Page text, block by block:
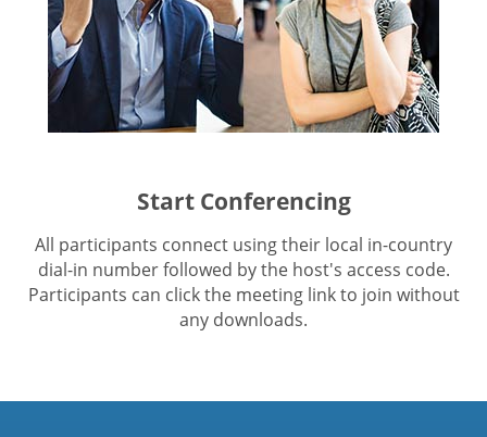
Start Conferencing
All participants connect using their local in-country
dial-in number followed by the host's access code.
Participants can click the meeting link to join without
any downloads.